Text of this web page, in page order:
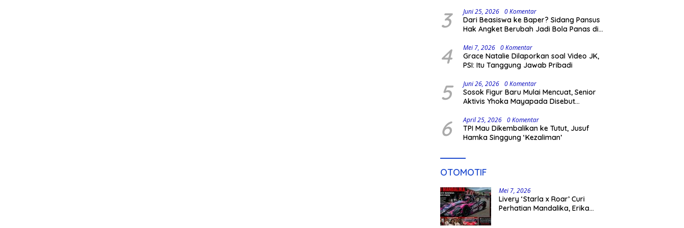
3 Juni 25, 2026 0 Komentar
Dari Beasiswa ke Baper? Sidang Pansus
Hak Angket Berubah Jadi Bola Panas di
4 Mei 7, 2026 0 Komentar
Grace Natalie Dilaporkan soal Video JK,
PSI: Itu Tanggung Jawab Pribadi
5 Juni 26, 2026 0 Komentar
Sosok Figur Baru Mulai Mencuat, Senior
Aktivis Yhoka Mayapada Disebut
pada Pilkada 2029
6 April 25, 2026 0 Komentar
TPI Mau Dikembalikan ke Tutut, Jusuf
Hamka Singgung ‘Kezaliman’
OTOMOTIF
Mei 7, 2026
Livery ‘Starla x Roar’ Curi
Perhatian Mandalika, Erika